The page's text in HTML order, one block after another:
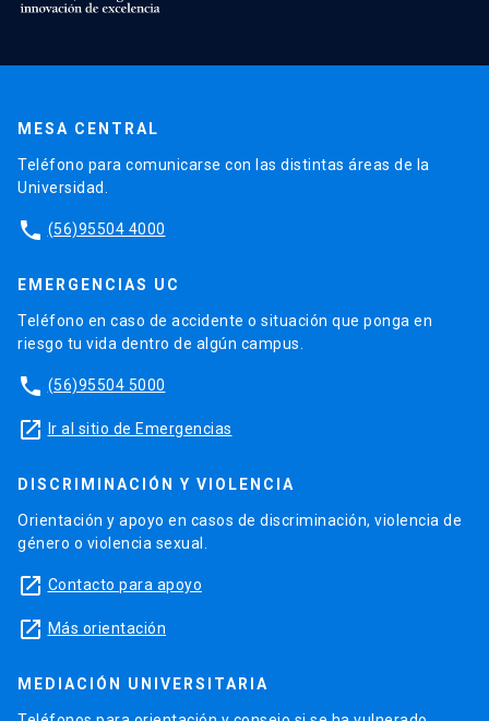
MESA CENTRAL
Teléfono para comunicarse con las distintas áreas de la
Universidad.
phone (56)95504 4000
EMERGENCIAS UC
Teléfono en caso de accidente o situación que ponga en
riesgo tu vida dentro de algún campus.
phone (56)95504 5000
launch Ir al sitio de Emergencias
DISCRIMINACIÓN Y VIOLENCIA
Orientación y apoyo en casos de discriminación, violencia de
género o violencia sexual.
launch Contacto para apoyo
launch Más orientación
MEDIACIÓN UNIVERSITARIA